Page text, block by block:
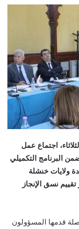
اجتماع عمل
البرنامج التكميلي
ولايات خنشلة
نسق الإنجاز
قدمها المسؤولون